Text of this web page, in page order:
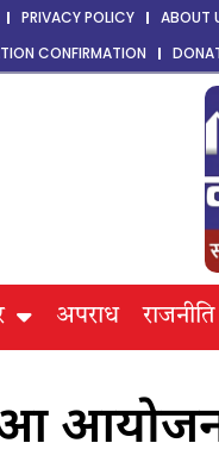
PRIVACY POLICY ABOUT
CONFIRMATION
अपराध राजनीति